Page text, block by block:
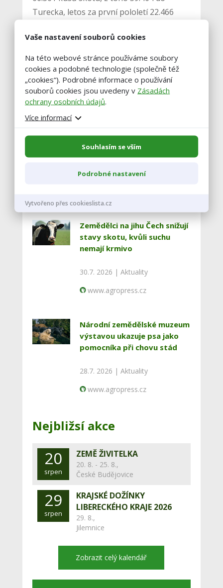
Turecka, letos za první pololetí 22.466
Autor: ČTK
foto: pxhere.com
Vstoupit do diskuze
Podobné články
Zemědělci na jihu Čech snižují
stavy skotu, kvůli suchu
nemají krmivo
30.7. 2026 | Aktuality
www.agropress.cz
Národní zemědělské muzeum
výstavou ukazuje psa jako
pomocníka při chovu stád
28.7. 2026 | Aktuality
www.agropress.cz
Nejbližsí akce
20
srpen
ZEMĚ ŽIVITELKA
20. 8. - 25. 8.,
České Budějovice
29
srpen
KRAJSKÉ DOŽÍNKY
LIBERECKÉHO KRAJE 2026
29. 8.,
Jilemnice
Zobrazit celý kalendář
Vaše nastavení souborů cookies
Na této webové stránce používáme soubory
cookies a podobné technologie (společně též
„cookies“). Podrobné informace o používání
souborů cookies jsou uvedeny v Zásadách
ochrany osobních údajů.
Více informací
Souhlasím se vším
Podrobné nastavení
Vytvořeno přes cookieslista.cz